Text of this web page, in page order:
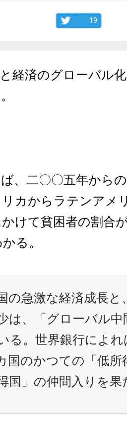
19
経済のグローバル
、二〇〇五年から
カからラテンアメ
けて貧困者の割合
る。
の急激な経済成長と
は、「グローバル
る。世界銀行によ
国のかつての「低所
国」の仲間入りを果